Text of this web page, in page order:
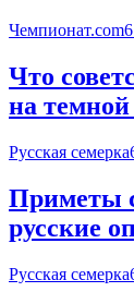
Чемпионат.com
Что
на
Русская семерка
Приметы
русские
Русская семерка